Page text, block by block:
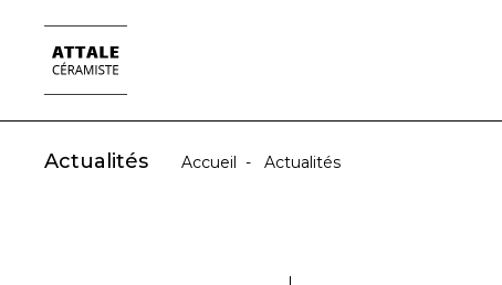
Actualités Accueil - Actualités